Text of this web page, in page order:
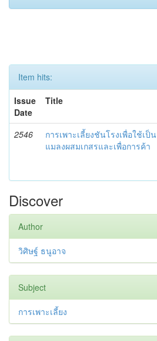
Item hits:
Issue
Date
Title
2546
การเพาะเลี้ยงชันโรงเพื่อใช้เป็น
แมลงผสมเกสรและเพื่อการค้า
Discover
Author
วิศิษฐ์ ธนูอาจ
Subject
การเพาะเลี้ยง